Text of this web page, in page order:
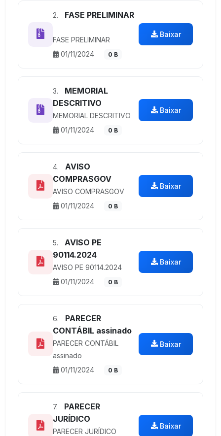
2. FASE PRELIMINAR
FASE PRELIMINAR
01/11/2024
0 B
Baixar
3.
MEMORIAL
DESCRITIVO
MEMORIAL DESCRITIVO
01/11/2024
0 B
Baixar
4.
AVISO
COMPRASGOV
AVISO COMPRASGOV
01/11/2024
0 B
Baixar
5.
AVISO PE
90114.2024
AVISO PE 90114.2024
01/11/2024
0 B
Baixar
6.
PARECER
CONTÁBIL assinado
PARECER CONTÁBIL
assinado
01/11/2024
0 B
Baixar
7.
PARECER
JURÍDICO
PARECER JURÍDICO
Baixar